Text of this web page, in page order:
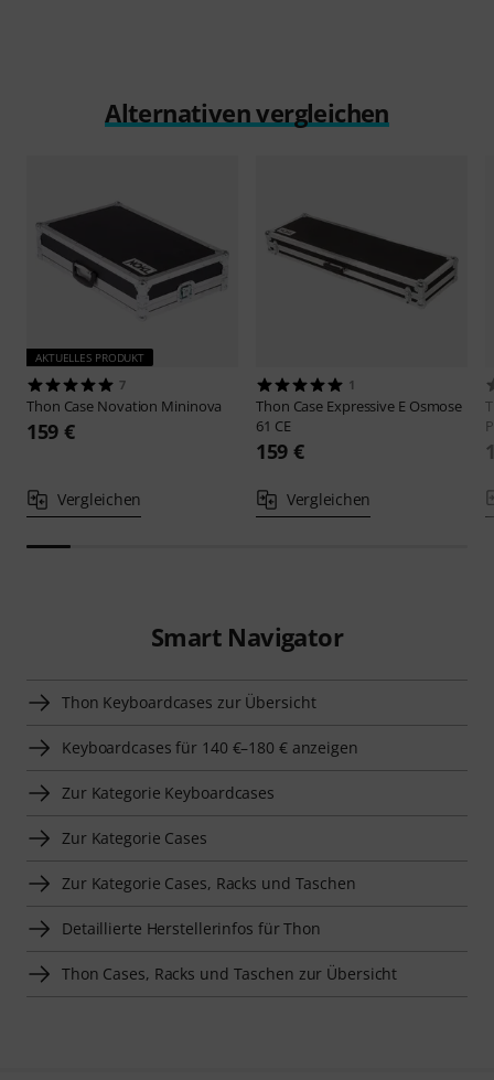
Alternativen vergleichen
AKTUELLES PRODUKT
7
Thon Case Novation Mininova
159 €
Vergleichen
1
Thon Case Expressive E Osmose
61 CE
159 €
Vergleichen
Smart Navigator
Thon Keyboardcases zur Übersicht
Keyboardcases für 140 €–180 € anzeigen
Zur Kategorie Keyboardcases
Zur Kategorie Cases
Zur Kategorie Cases, Racks und Taschen
Detaillierte Herstellerinfos für Thon
Thon Cases, Racks und Taschen zur Übersicht